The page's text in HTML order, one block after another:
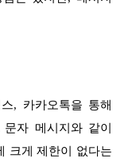
, 카카오톡을 통해
자 메시지와 같이
크게 제한이 없다는